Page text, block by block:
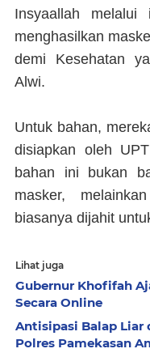
Insyaallah melalui
menghasilkan
demi Kesehatan
Alwi.
Untuk bahan,
disiapkan oleh
bahan ini bukan
masker,
biasanya dijahit
Lihat juga
Gubernur Khofifah
Secara Online
Antisipasi Balap Liar
Polres Pamekasan